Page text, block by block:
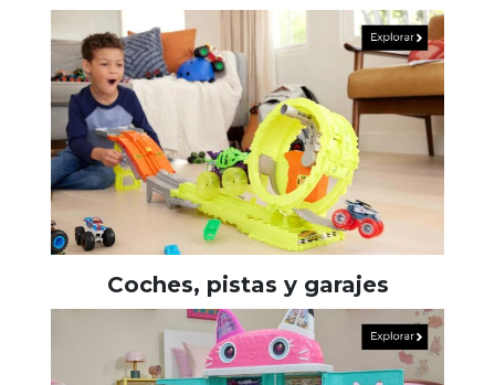
Coches, pistas y garajes